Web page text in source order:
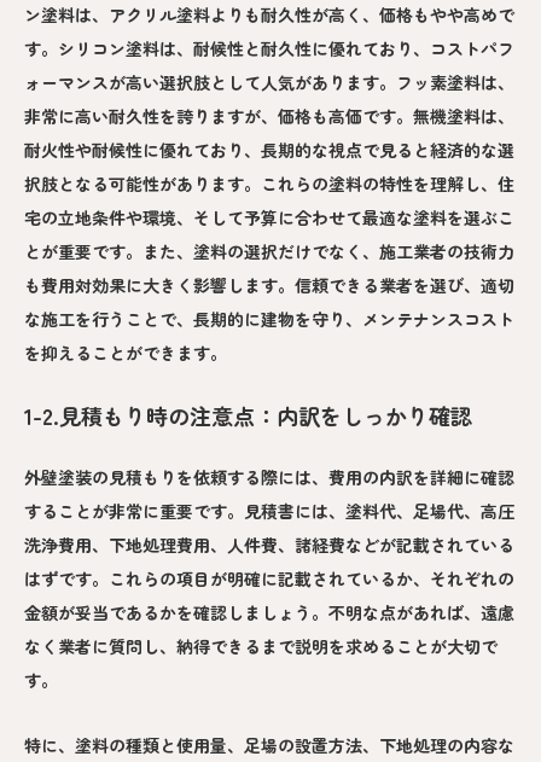
ン塗料は、アクリル塗料よりも耐久性が高く、価格もやや高めで
す。シリコン塗料は、耐候性と耐久性に優れており、コストパフ
ォーマンスが高い選択肢として人気があります。フッ素塗料は、
非常に高い耐久性を誇りますが、価格も高価です。無機塗料は、
耐火性や耐候性に優れており、長期的な視点で見ると経済的な選
択肢となる可能性があります。これらの塗料の特性を理解し、住
宅の立地条件や環境、そして予算に合わせて最適な塗料を選ぶこ
とが重要です。また、塗料の選択だけでなく、施工業者の技術力
も費用対効果に大きく影響します。信頼できる業者を選び、適切
な施工を行うことで、長期的に建物を守り、メンテナンスコスト
を抑えることができます。
1-2.見積もり時の注意点：内訳をしっかり確認
外壁塗装の見積もりを依頼する際には、費用の内訳を詳細に確認
することが非常に重要です。見積書には、塗料代、足場代、高圧
洗浄費用、下地処理費用、人件費、諸経費などが記載されている
はずです。これらの項目が明確に記載されているか、それぞれの
金額が妥当であるかを確認しましょう。不明な点があれば、遠慮
なく業者に質問し、納得できるまで説明を求めることが大切で
す。
特に、塗料の種類と使用量、足場の設置方法、下地処理の内容な